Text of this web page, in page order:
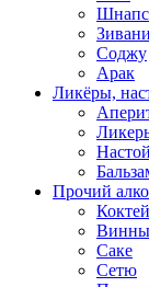
Шнапс
Соджу
Арак
Ликёры,
Прочий
Саке
Сетю